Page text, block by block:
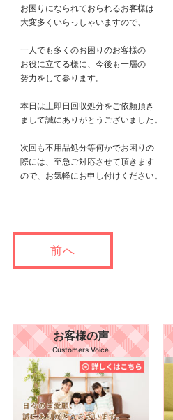
お困りになられておられるお客様は
大変多くいらっしゃいますので、
一人でも多くのお困りのお客様の
お役に立てる様に、今後も一層の
努力をして参ります。
本日は土即日回収処分をご依頼頂き
まして誠にありがとうございました。
次回も不用品処分等何かでお困りの
際には、至急ご対応させて頂きます
ので、お気軽にお申し付けください。
前へ
お客様の声
Customers Voice